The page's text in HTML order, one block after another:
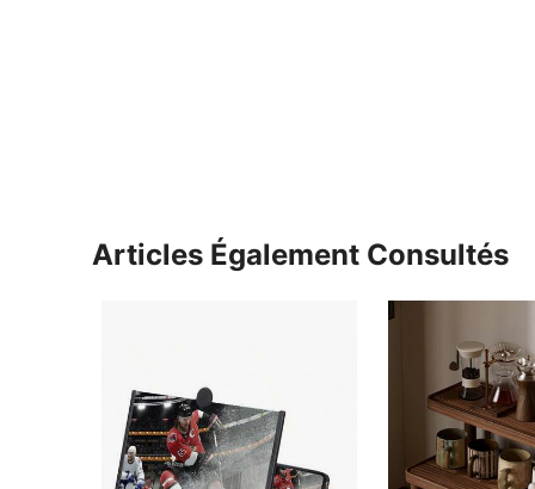
Articles Également Consultés